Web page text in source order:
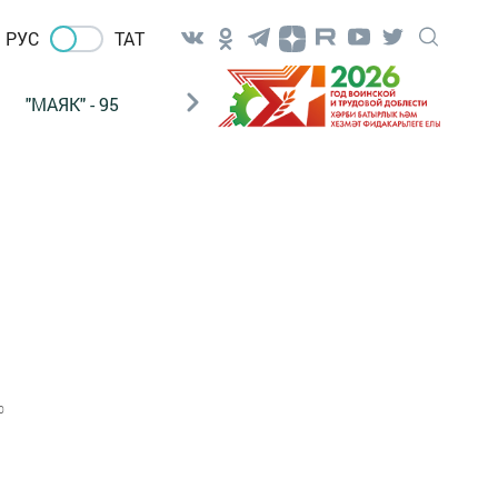
РУС ТАТ
"МАЯК" - 95 "ГУЛЬСТАН" НАШ ПОЧТАЛЬОН